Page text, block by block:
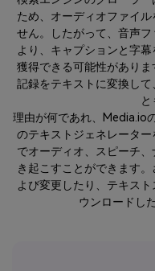
ため、オーディオファイ
せん。したがって、音声
より、キャプションと字
獲得できる可能性があり
記録をテキストに変換し
と
理由が何であれ、Media.io
のテキストジェネレータ
でオーディオ、スピーチ
き起こすことができます
よび変更したり、テキス
ウンロードし